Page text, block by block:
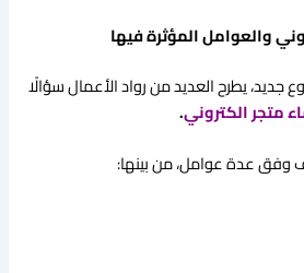
والعوامل المؤثرة فيها
جديد، يطرح العديد من رواد الأعمال سؤالًا
متجر الكتروني.
وفق عدة عوامل، من بينها: